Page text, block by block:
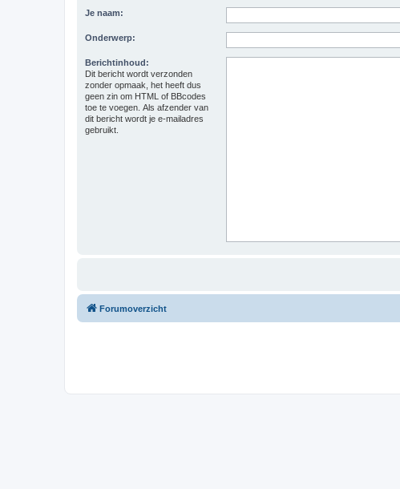
Je naam:
Onderwerp:
Berichtinhoud:
Dit bericht wordt verzonden
zonder opmaak, het heeft dus
geen zin om HTML of BBcodes
toe te voegen. Als afzender van
dit bericht wordt je e-mailadres
gebruikt.
Forumoverzicht